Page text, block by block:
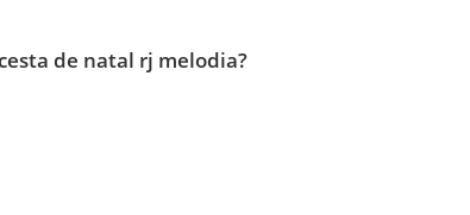
de natal rj melodia?